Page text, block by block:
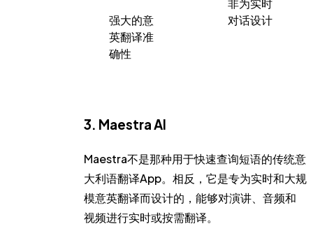
强大的意
英翻译准
确性
对话设计
3. Maestra AI
Maestra不是那种用于快速查询短语的传统意
大利语翻译App。相反，它是专为实时和大规
模意英翻译而设计的，能够对演讲、音频和
视频进行实时或按需翻译。